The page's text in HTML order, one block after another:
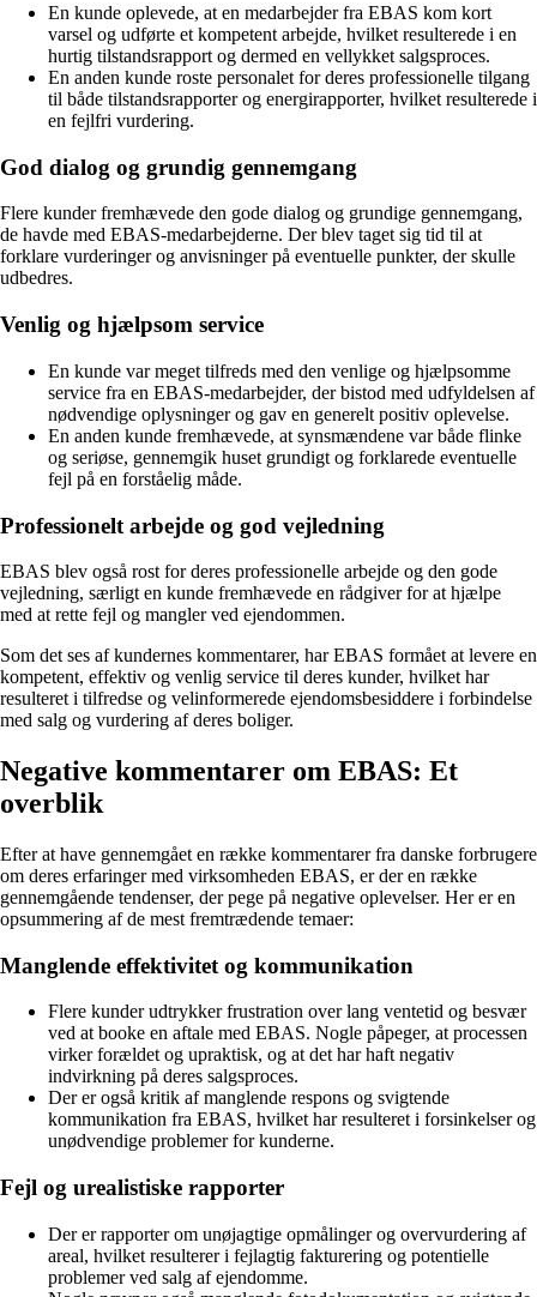
En kunde oplevede, at en medarbejder fra EBAS kom kort
varsel og udførte et kompetent arbejde, hvilket resulterede i en
hurtig tilstandsrapport og dermed en vellykket salgsproces.
En anden kunde roste personalet for deres professionelle tilgang
til både tilstandsrapporter og energirapporter, hvilket resulterede i
en fejlfri vurdering.
God dialog og grundig gennemgang
Flere kunder fremhævede den gode dialog og grundige gennemgang,
de havde med EBAS-medarbejderne. Der blev taget sig tid til at
forklare vurderinger og anvisninger på eventuelle punkter, der skulle
udbedres.
Venlig og hjælpsom service
En kunde var meget tilfreds med den venlige og hjælpsomme
service fra en EBAS-medarbejder, der bistod med udfyldelsen af
nødvendige oplysninger og gav en generelt positiv oplevelse.
En anden kunde fremhævede, at synsmændene var både flinke
og seriøse, gennemgik huset grundigt og forklarede eventuelle
fejl på en forståelig måde.
Professionelt arbejde og god vejledning
EBAS blev også rost for deres professionelle arbejde og den gode
vejledning, særligt en kunde fremhævede en rådgiver for at hjælpe
med at rette fejl og mangler ved ejendommen.
Som det ses af kundernes kommentarer, har EBAS formået at levere en
kompetent, effektiv og venlig service til deres kunder, hvilket har
resulteret i tilfredse og velinformerede ejendomsbesiddere i forbindelse
med salg og vurdering af deres boliger.
Negative kommentarer om EBAS: Et
overblik
Efter at have gennemgået en række kommentarer fra danske forbrugere
om deres erfaringer med virksomheden EBAS, er der en række
gennemgående tendenser, der pege på negative oplevelser. Her er en
opsummering af de mest fremtrædende temaer:
Manglende effektivitet og kommunikation
Flere kunder udtrykker frustration over lang ventetid og besvær
ved at booke en aftale med EBAS. Nogle påpeger, at processen
virker forældet og upraktisk, og at det har haft negativ
indvirkning på deres salgsproces.
Der er også kritik af manglende respons og svigtende
kommunikation fra EBAS, hvilket har resulteret i forsinkelser og
unødvendige problemer for kunderne.
Fejl og urealistiske rapporter
Der er rapporter om unøjagtige opmålinger og overvurdering af
areal, hvilket resulterer i fejlagtig fakturering og potentielle
problemer ved salg af ejendomme.